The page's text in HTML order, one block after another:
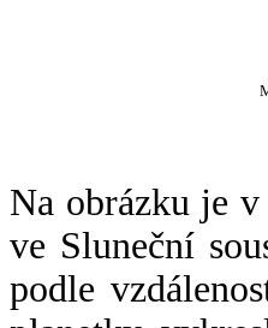
Na obrázku je
ve Sluneční
podle